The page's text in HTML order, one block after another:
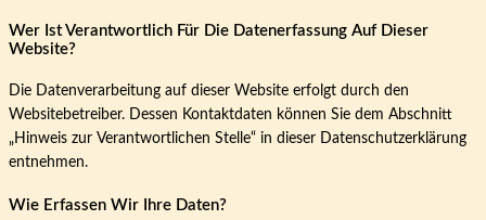
Wer Ist Verantwortlich Für Die Datenerfassung Auf Dieser
Website?
Die Datenverarbeitung auf dieser Website erfolgt durch den
Websitebetreiber. Dessen Kontaktdaten können Sie dem Abschnitt
„Hinweis zur Verantwortlichen Stelle“ in dieser Datenschutzerklärung
entnehmen.
Wie Erfassen Wir Ihre Daten?